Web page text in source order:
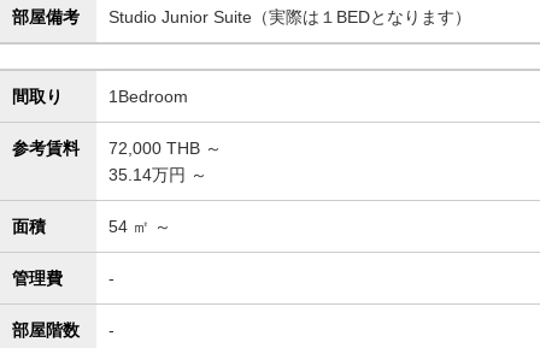
部屋備考 Studio Junior Suite（実際は１BEDとなります）
間取り 1Bedroom
参考賃料 72,000 THB ～
35.14万円 ～
面積 54 ㎡ ～
管理費 -
部屋階数 -